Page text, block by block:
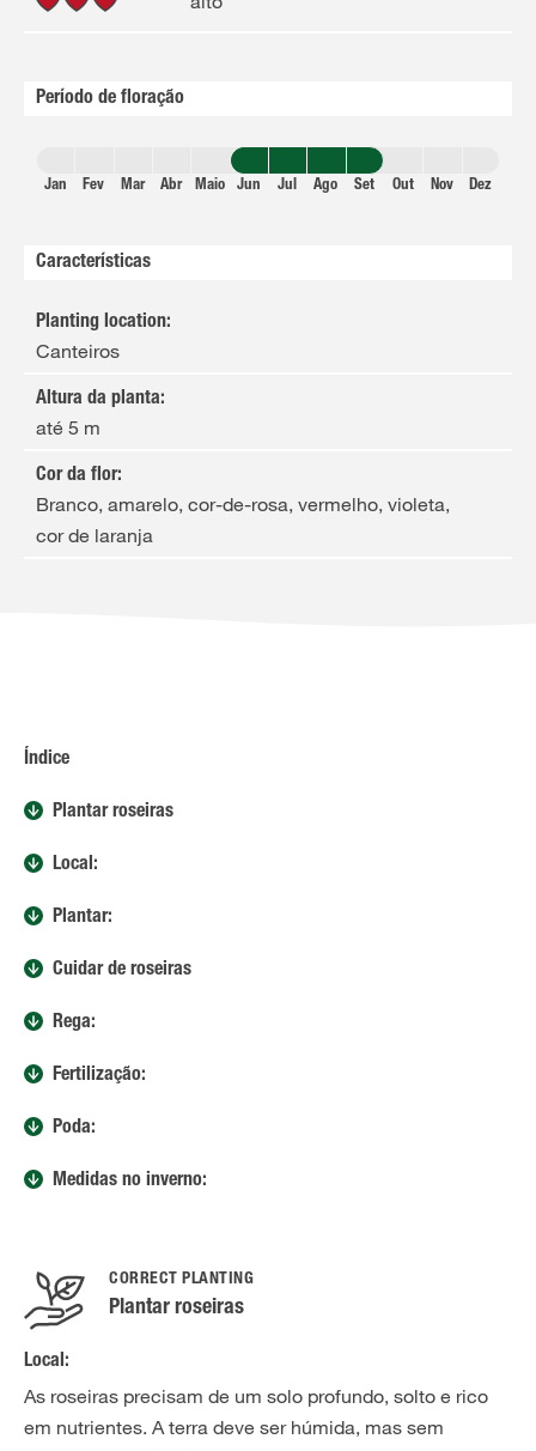
Período de floração
Jan Fev Mar Abr Maio Jun Jul Ago Set Out Nov Dez
Características
Planting location:
Canteiros
Altura da planta:
até 5 m
Cor da flor:
Branco, amarelo, cor-de-rosa, vermelho, violeta,
cor de laranja
Índice
Plantar roseiras
Local:
Plantar:
Cuidar de roseiras
Rega:
Fertilização:
Poda:
Medidas no inverno:
CORRECT PLANTING
Plantar roseiras
Local:
As roseiras precisam de um solo profundo, solto e rico
em nutrientes. A terra deve ser húmida, mas sem